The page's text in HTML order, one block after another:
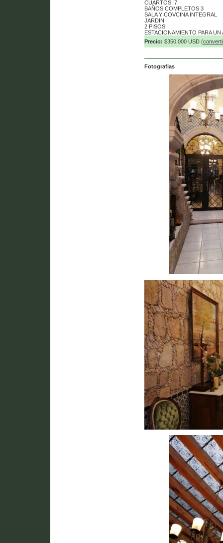
CUARTOS: 7
BAÑOS COMPLETOS 3
SALA Y COVCINA INTEGRAL
JARDIN
2 PISOS
ESTACIONAMIENTO PARA UN
Precio: $350,000 USD (
Fotografias